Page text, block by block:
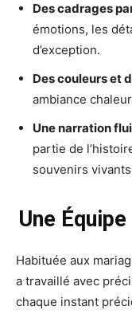
Des cadrages
émotions, les
d’exception.
Des couleurs et
ambiance
Une narration
partie de
souvenirs
Une
Habituée aux
a travaillé avec
chaque instant